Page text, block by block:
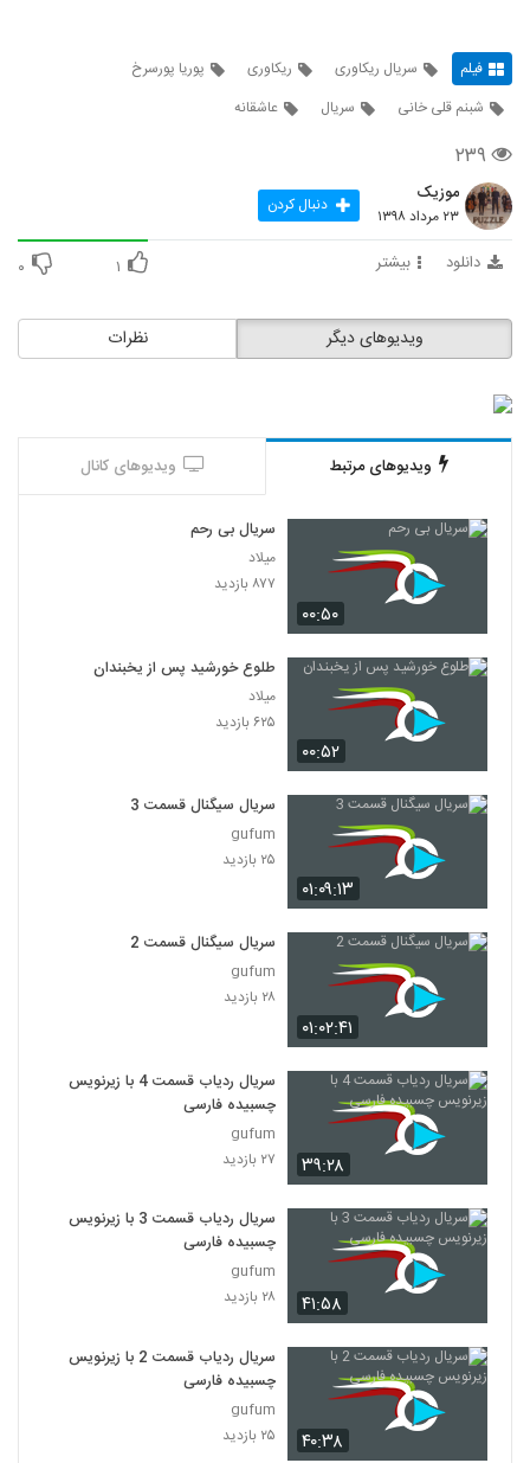
فیلم سریال ریکاوری ریکاوری
پوریا پورسرخ
شبنم قلی خانی
سریال عاشقانه
۲۳۹
موزیک
۲۳ مرداد ۱۳۹۸ دنبال کردن
دانلود بیشتر ۱ ۰
نظرات ویدیوهای دیگر
ویدیوهای مرتبط ویدیوهای کانال
۰۰:۵۰
سریال بی رحم
میلاد
۸۷۷ بازدید
۰۰:۵۲
طلوع خورشید پس از یخبندان
میلاد
۶۲۵ بازدید
۰۱:۰۹:۱۳
سریال سیگنال قسمت 3
gufum
۲۵ بازدید
۰۱:۰۲:۴۱
سریال سیگنال قسمت 2
gufum
۲۸ بازدید
۳۹:۲۸
سریال ردیاب قسمت 4 با زیرنویس
چسبیده فارسی
gufum
۲۷ بازدید
۴۱:۵۸
سریال ردیاب قسمت 3 با زیرنویس
چسبیده فارسی
gufum
۲۸ بازدید
۴۰:۳۸
سریال ردیاب قسمت 2 با زیرنویس
چسبیده فارسی
gufum
۲۵ بازدید